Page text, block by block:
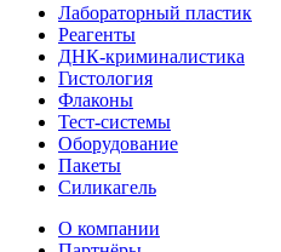
Лабораторный пластик
Реагенты
ДНК-криминалистика
Гистология
Флаконы
Тест-системы
Оборудование
Пакеты
Силикагель
О компании